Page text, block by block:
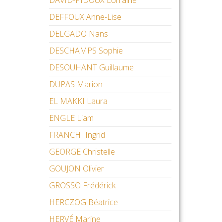
DEFFOUX Anne-Lise
DELGADO Nans
DESCHAMPS Sophie
DESOUHANT Guillaume
DUPAS Marion
EL MAKKI Laura
ENGLE Liam
FRANCHI Ingrid
GEORGE Christelle
GOUJON Olivier
GROSSO Frédérick
HERCZOG Béatrice
HERVÉ Marine